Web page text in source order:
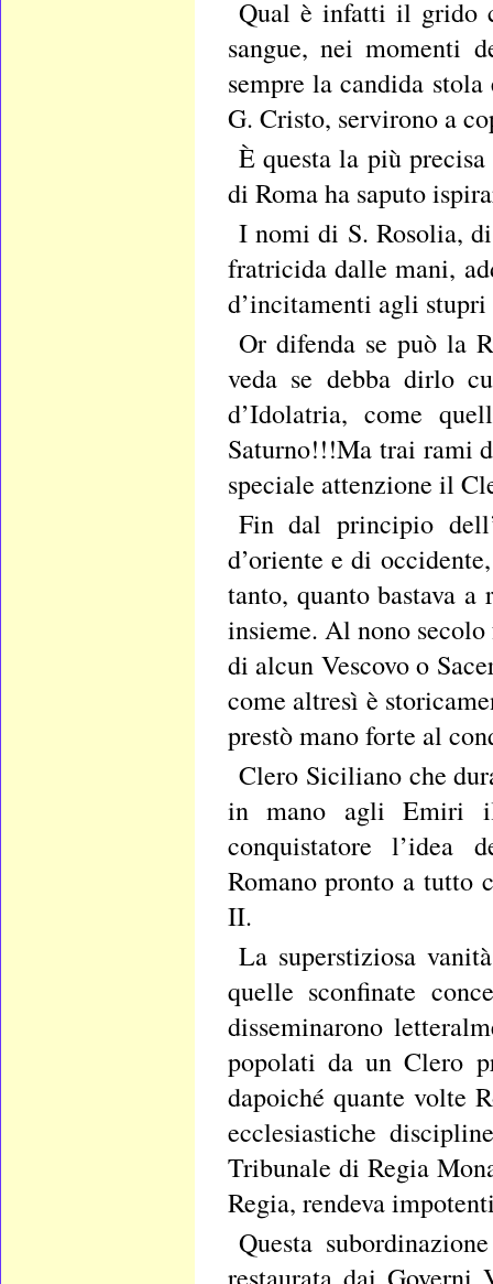
Qual è infatti il grido
sangue, nei momenti
sempre la candida
G. Cristo, servirono a
È questa la più
di Roma ha saputo
I nomi di S. Rosolia,
fratricida dalle mani,
d’incitamenti agli
Or difenda se può la
veda se debba dirlo
d’Idolatria, come
Saturno!!!Ma trai rami
speciale attenzione il
Fin dal principio
d’oriente e di
tanto, quanto bastava
insieme. Al nono
di alcun Vescovo o
come altresì è
prestò mano forte al
Clero Siciliano che
in mano agli Emiri
conquistatore l’idea
Romano pronto a tutto
II.
La superstiziosa
quelle sconfinate
disseminarono
popolati da un Clero
dapoiché quante volte
ecclesiastiche
Tribunale di Regia
Regia, rendeva
Questa